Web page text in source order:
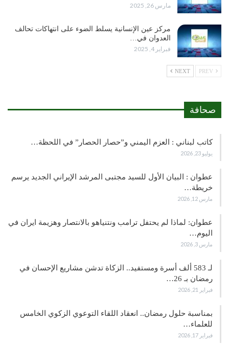
مارس 26, 2025
مركز عين الإنسانية يسلط الضوء على انتهاكات تحالف
العدوان في…
فبراير 4, 2025
NEXT
صحافة
كاتب لبناني : العزم اليمني و”حصار الحصار” في اللحظة…
يوليو 23, 2026
عطوان : البيان الأول للسيد مجتبى المرشد الإيراني الجديد يرسم
خريطة…
مارس 12, 2026
عطوان: لماذا لم يحتفل ترامب ونتنياهو بالانتصار وهزيمة ايران في
اليوم…
مارس 3, 2026
لـ 583 ألف أسرة ومستفيد.. الزكاة تدشن مشاريع الإحسان في
رمضان بـ 26…
فبراير 21, 2026
بمناسبة حلول رمضان.. انعقاد اللقاء التوعوي الزكوي الخامس
للعلماء…
فبراير 17, 2026